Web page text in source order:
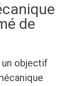
de
un objectif